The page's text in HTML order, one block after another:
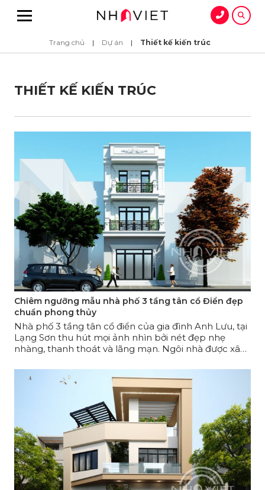
Trang chủ | Dự án | Thiết kế kiến trúc
THIẾT KẾ KIẾN TRÚC
Chiêm ngưỡng mẫu nhà phố 3 tầng tân cổ Điển đẹp
chuẩn phong thủy
Nhà phố 3 tầng tân cổ điển của gia đình Anh Lưu, tại
Lạng Sơn thu hút mọi ảnh nhìn bởi nét đẹp nhẹ
nhàng, thanh thoát và lãng mạn. Ngôi nhà được xây
trọng đầy cảm hứng của gia chủ.